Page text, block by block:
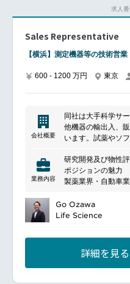
の折衝・交渉に備
社対会社としての
提案を行い、大学
る。（注）
担当施設において
り、部内リソース
化を図り、事業部
す。
求人
Sales Representative
【横浜】測定機器等の技術営業
600 - 1200 万円 東京
会社概要
同社は大手科学サ
他機器の輸出入、
います。試薬やソ
す。特に、科学研
ズに対応し、研究
岐にわたる製品ラ
す。また、技術サ
どの顧客のサポー
業務内容
研究開発及び物性
ポジションの魅力
製薬業界・自動車
身につけていただ
長が大きく期待さ
職務の内容:
事業部の扱う複数
既存顧客への販売
既存顧客、見込顧
Go Ozawa
Life Science
詳細を見る